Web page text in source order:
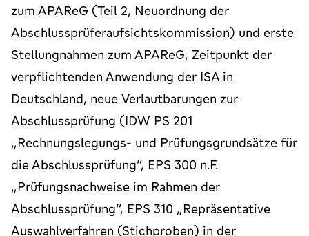
zum APAReG (Teil 2, Neuordnung der
Abschlussprüferaufsichtskommission) und erste
Stellungnahmen zum APAReG, Zeitpunkt der
verpflichtenden Anwendung der ISA in
Deutschland, neue Verlautbarungen zur
Abschlussprüfung (IDW PS 201
„Rechnungslegungs- und Prüfungsgrundsätze für
die Abschlussprüfung“, EPS 300 n.F.
„Prüfungsnachweise im Rahmen der
Abschlussprüfung“, EPS 310 „Repräsentative
Auswahlverfahren (Stichproben) in der